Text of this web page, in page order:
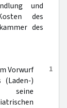
und
des
des
1
Vorwurf
(Laden-)
seine